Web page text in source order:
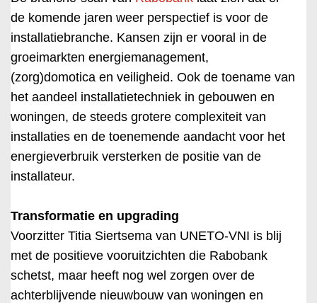
de komende jaren weer perspectief is voor de
installatiebranche. Kansen zijn er vooral in de
groeimarkten energiemanagement,
(zorg)domotica en veiligheid. Ook de toename van
het aandeel installatietechniek in gebouwen en
woningen, de steeds grotere complexiteit van
installaties en de toenemende aandacht voor het
energieverbruik versterken de positie van de
installateur.
Transformatie en upgrading
Voorzitter Titia Siertsema van UNETO-VNI is blij
met de positieve vooruitzichten die Rabobank
schetst, maar heeft nog wel zorgen over de
achterblijvende nieuwbouw van woningen en